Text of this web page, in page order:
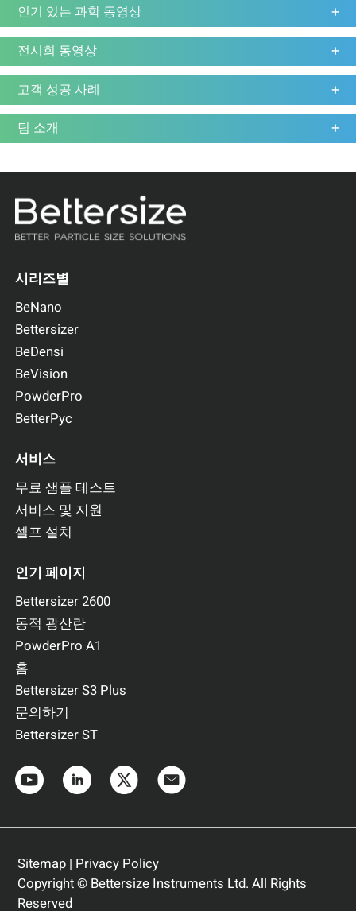
인기 있는 과학 동영상
전시회 동영상
고객 성공 사례
팀 소개
시리즈별
BeNano
Bettersizer
BeDensi
BeVision
PowderPro
BetterPyc
서비스
무료 샘플 테스트
서비스 및 지원
셀프 설치
인기 페이지
Bettersizer 2600
동적 광산란
PowderPro A1
홈
Bettersizer S3 Plus
문의하기
Bettersizer ST
Sitemap| Privacy Policy
Copyright © Bettersize Instruments Ltd. All Rights
Reserved